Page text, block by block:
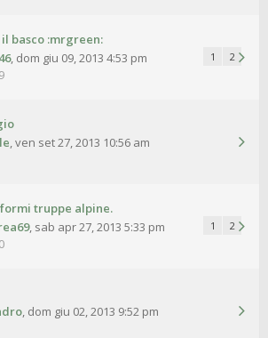
basco :mrgreen:
, dom giu 09, 2013 4:53 pm 1 2
,ven set 27, 2013 10:56 am
truppe alpine.
, sab apr 27, 2013 5:33 pm 1 2
, dom giu 02, 2013 9:52 pm